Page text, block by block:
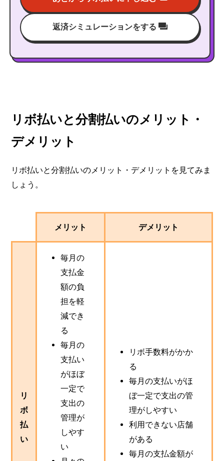
返済シミュレーションをする
リボ払いと分割払いのメリット・
デメリット
リボ払いと分割払いのメリット・デメリットを見てみま
しょう。
メリット デメリット
リ
ボ
払
い
毎月の
支払金
額の負
担を軽
減でき
る
毎月の
支払い
がほぼ
一定で
支出の
管理が
しやす
い
リボ手数料がかか
る
毎月の支払いがほ
ぼ一定で支出の管
理がしやすい
利用できない店舗
がある
毎月の支払金額が